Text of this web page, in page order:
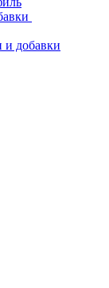
и добавки